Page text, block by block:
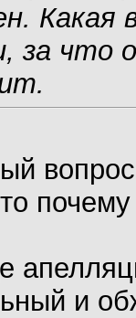
Какая
за что
почему
и